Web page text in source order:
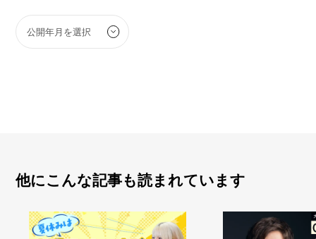
他にこんな記事も読まれています